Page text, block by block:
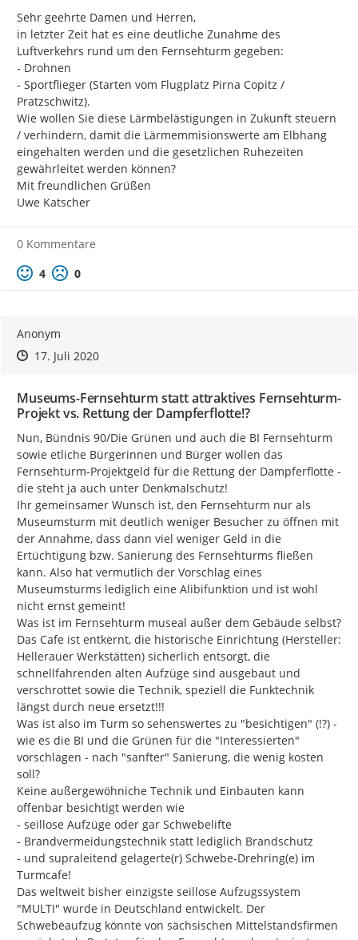
Sehr geehrte Damen und Herren,
in letzter Zeit hat es eine deutliche Zunahme des
Luftverkehrs rund um den Fernsehturm gegeben:
- Drohnen
- Sportflieger (Starten vom Flugplatz Pirna Copitz /
Pratzschwitz).
Wie wollen Sie diese Lärmbelästigungen in Zukunft steuern
/ verhindern, damit die Lärmemmisionswerte am Elbhang
eingehalten werden und die gesetzlichen Ruhezeiten
gewährleitet werden können?
Mit freundlichen Grüßen
Uwe Katscher
0 Kommentare
Positive Bewertung
4 Negative Bewertung
0
Anonym
Zeitpunkt des Erstellens
Zeitpunkt des Erstellens
17. Juli 2020Zur Äußerung
Museums-Fernsehturm statt attraktives Fernsehturm-
Projekt vs. Rettung der Dampferflotte!?
Nun, Bündnis 90/Die Grünen und auch die BI Fernsehturm
sowie etliche Bürgerinnen und Bürger wollen das
Fernsehturm-Projektgeld für die Rettung der Dampferflotte -
die steht ja auch unter Denkmalschutz!
Ihr gemeinsamer Wunsch ist, den Fernsehturm nur als
Museumsturm mit deutlich weniger Besucher zu öffnen mit
der Annahme, dass dann viel weniger Geld in die
Ertüchtigung bzw. Sanierung des Fernsehturms fließen
kann. Also hat vermutlich der Vorschlag eines
Museumsturms lediglich eine Alibifunktion und ist wohl
nicht ernst gemeint!
Was ist im Fernsehturm museal außer dem Gebäude selbst?
Das Cafe ist entkernt, die historische Einrichtung (Hersteller:
Hellerauer Werkstätten) sicherlich entsorgt, die
schnellfahrenden alten Aufzüge sind ausgebaut und
verschrottet sowie die Technik, speziell die Funktechnik
längst durch neue ersetzt!!!
Was ist also im Turm so sehenswertes zu "besichtigen" (!?) -
wie es die BI und die Grünen für die "Interessierten"
vorschlagen - nach "sanfter" Sanierung, die wenig kosten
soll?
Keine außergewöhniche Technik und Einbauten kann
offenbar besichtigt werden wie
- seillose Aufzüge oder gar Schwebelifte
- Brandvermeidungstechnik statt lediglich Brandschutz
- und supraleitend gelagerte(r) Schwebe-Drehring(e) im
Turmcafe!
Das weltweit bisher einzigste seillose Aufzugssystem
"MULTI" wurde in Deutschland entwickelt. Der
Schwebeaufzug könnte von sächsischen Mittelstandsfirmen